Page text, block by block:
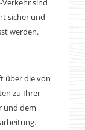
Verkehr sind
sicher und
werden.
über die von
zu Ihrer
und dem